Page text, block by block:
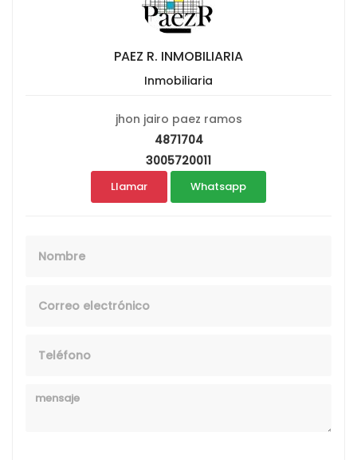
PAEZ R. INMOBILIARIA
Inmobiliaria
jhon jairo paez ramos
4871704
3005720011
Llamar Whatsapp